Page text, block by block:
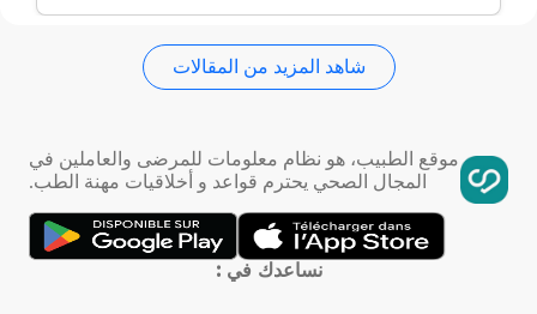
تمدد الأوعية الدموية
التهاب الحلق
شاهد المزيد من المقالات
موقع الطبيب، هو نظام معلومات للمرضى والعاملين في
المجال الصحي يحترم قواعد و أخلاقيات مهنة الطب.
نساعدك في :